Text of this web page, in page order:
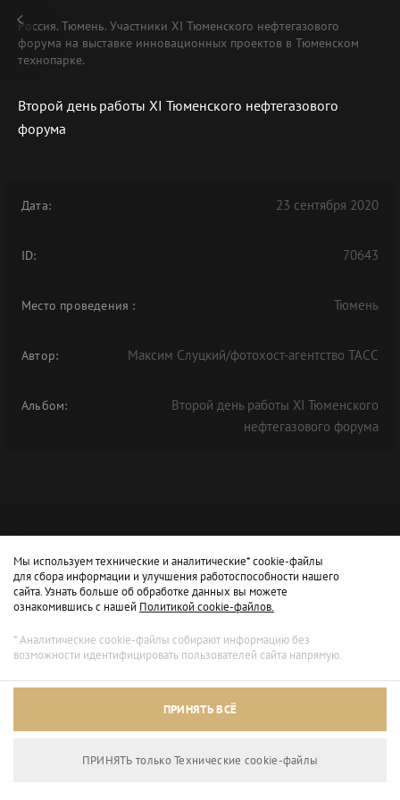
Россия. Тюмень. Участники XI Тюменского нефтегазового
форума на выставке инновационных проектов в Тюменском
технопарке.
Второй день работы XI Тюменского нефтегазового
форума
Дата: 23 сентября 2020
ID: 70643
Место проведения : Тюмень
Автор: Максим Слуцкий/фотохост-агентство ТАСС
Альбом:
Второй день работы XI Тюменского
нефтегазового форума
Мы используем технические и аналитические* cookie-файлы
для сбора информации и улучшения работоспособности нашего
сайта. Узнать больше об обработке данных вы можете
ознакомившись с нашей Политикой cookie-файлов.
* Аналитические cookie-файлы собирают информацию без
возможности идентифицировать пользователей сайта напрямую.
ПРИНЯТЬ ВСЁ
ПРИНЯТЬ только Технические сookie-файлы